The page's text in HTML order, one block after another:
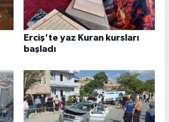
Erciş'te yaz Kuran kursları
başladı